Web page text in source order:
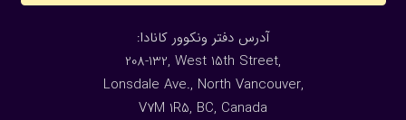
:آدرس دفتر ونکوور کانادا
208-132, West 15th Street,
Lonsdale Ave., North Vancouver,
V7M 1R5, BC, Canada